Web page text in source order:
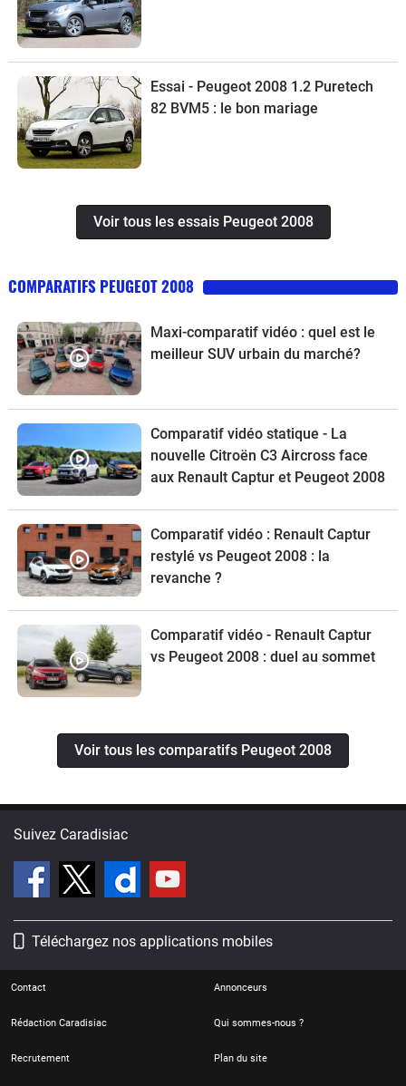
Essai - Peugeot 2008 1.2 Puretech
82 BVM5 : le bon mariage
Voir tous les essais Peugeot 2008
COMPARATIFS PEUGEOT 2008
Maxi-comparatif vidéo : quel est le
meilleur SUV urbain du marché?
Comparatif vidéo statique - La
nouvelle Citroën C3 Aircross face
aux Renault Captur et Peugeot 2008
Comparatif vidéo : Renault Captur
restylé vs Peugeot 2008 : la
revanche ?
Comparatif vidéo - Renault Captur
vs Peugeot 2008 : duel au sommet
Voir tous les comparatifs Peugeot 2008
Suivez Caradisiac
Téléchargez nos applications mobiles
Contact Annonceurs
Rédaction Caradisiac Qui sommes-nous ?
Recrutement Plan du site